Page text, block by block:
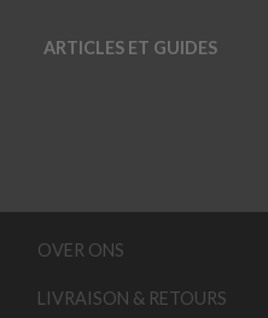
ARTICLES ET GUIDES
OVER ONS
LIVRAISON & RETOURS